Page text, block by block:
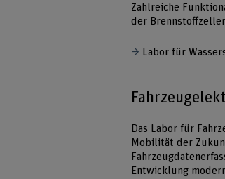
Zahlreiche
der
Labor für
Das Labor für
Mobilität der
Entwicklung